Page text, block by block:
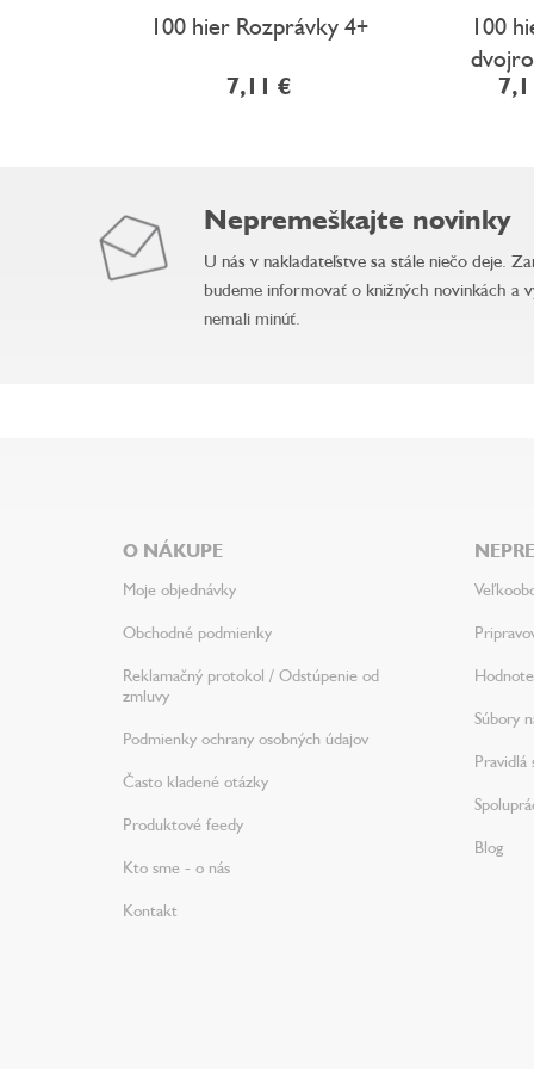
100 hier Rozprávky 4+
7,11 €
100
Nepremeškajte novinky
U nás v nakladateľstve sa stále niečo deje.
budeme informovať o knižných novinkách a
nemali minúť.
O NÁKUPE
Moje objednávky
Obchodné podmienky
Reklamačný protokol / Odstúpenie od
zmluvy
Podmienky ochrany osobných údajov
Často kladené otázky
Produktové feedy
Kto sme - o nás
Kontakt
Súbory
Pravidlá
Blog